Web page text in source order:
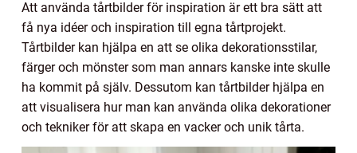
Att använda tårtbilder för inspiration är ett bra sätt att
få nya idéer och inspiration till egna tårtprojekt.
Tårtbilder kan hjälpa en att se olika dekorationsstilar,
färger och mönster som man annars kanske inte skulle
ha kommit på själv. Dessutom kan tårtbilder hjälpa en
att visualisera hur man kan använda olika dekorationer
och tekniker för att skapa en vacker och unik tårta.